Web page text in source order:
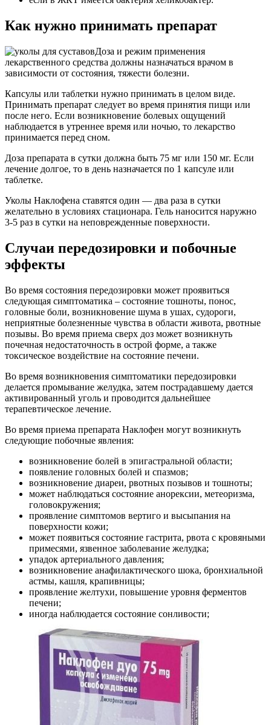
Как нужно принимать препарат
Доза и режим применения
лекарственного средства должны назначаться врачом в
зависимости от состояния, тяжести болезни.
Капсулы или таблетки нужно принимать в целом виде.
Принимать препарат следует во время принятия пищи или
после него. Если возникновение болевых ощущений
наблюдается в утреннее время или ночью, то лекарство
принимается перед сном.
Доза препарата в сутки должна быть 75 мг или 150 мг. Если
лечение долгое, то в день назначается по 1 капсуле или
таблетке.
Уколы Наклофена ставятся один — два раза в сутки
желательно в условиях стационара. Гель наносится наружно
3-5 раз в сутки на неповрежденные поверхности.
Случаи передозировки и побочные
эффекты
Во время состояния передозировки может проявиться
следующая симптоматика – состояние тошноты, понос,
головные боли, возникновение шума в ушах, судороги,
неприятные болезненные чувства в области живота, рвотные
позывы. Во время приема сверх доз может возникнуть
почечная недостаточность в острой форме, а также
токсическое воздействие на состояние печени.
Во время возникновения симптоматики передозировки
делается промывание желудка, затем пострадавшему дается
активированный уголь и проводится дальнейшее
терапевтическое лечение.
Во время приема препарата Наклофен могут возникнуть
следующие побочные явления:
возникновение болей в эпигастральной области;
появление головных болей и спазмов;
возникновение диареи, рвотных позывов и тошноты;
может наблюдаться состояние анорексии, метеоризма,
головокружения;
проявление симптомов вертиго и высыпания на
поверхности кожи;
может появиться состояние гастрита, рвота с кровяными
примесями, язвенное заболевание желудка;
упадок артериального давления;
возникновение анафилактического шока, бронхиальной
астмы, кашля, крапивницы;
проявление желтухи, повышение уровня ферментов
печени;
иногда наблюдается состояние сонливости;